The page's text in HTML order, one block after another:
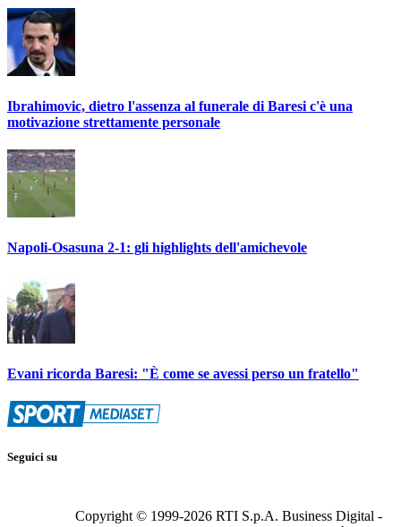
Ibrahimovic, dietro l'assenza al funerale di Baresi c'è una
motivazione strettamente personale
Napoli-Osasuna 2-1: gli highlights dell'amichevole
Evani ricorda Baresi: "È come se avessi perso un fratello"
Seguici su
Copyright © 1999-2026 RTI S.p.A. Business Digital -